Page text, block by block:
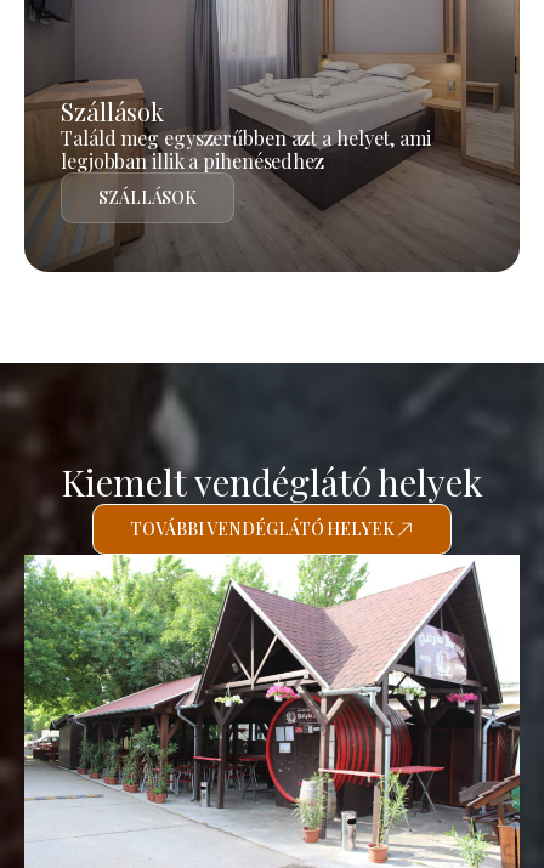
Szállások
Találd meg egyszerűbben azt a helyet, ami
legjobban illik a pihenésedhez
SZÁLLÁSOK
Kiemelt vendéglátó helyek
TOVÁBBI VENDÉGLÁTÓ HELYEK